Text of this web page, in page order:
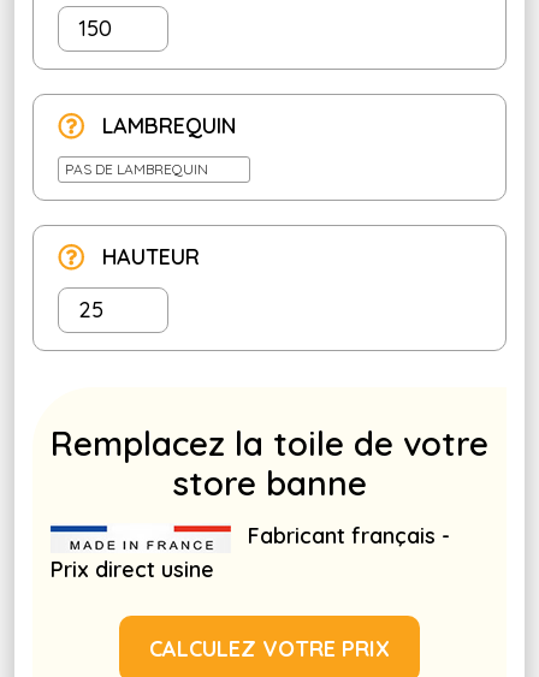
LAMBREQUIN
PAS DE LAMBREQUIN
HAUTEUR
Remplacez la toile de votre
store banne
Fabricant français -
Prix direct usine
CALCULEZ VOTRE PRIX